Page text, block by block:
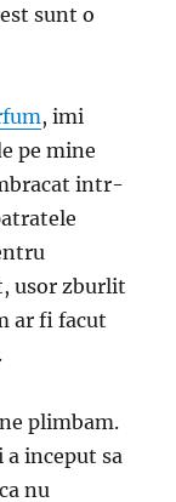
sunt o
, imi
pe mine
intr-
usor zburlit
ar fi facut
plimbam.
a inceput sa
nu